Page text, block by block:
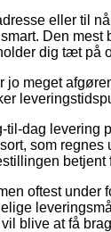
eller til
Den mest
dig tæt på
meget
dag levering
som
betjent
oftest
blive at få